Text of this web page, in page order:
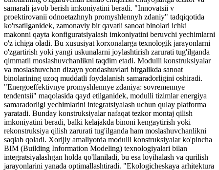
samarali javob berish imkoniyatini beradi. "Innovatsii v
proektirovanii odnoetazhnyh promyshlennyh zdaniy" tadqiqotida
ko'rsatilganidek, zamonaviy bir qavatli sanoat binolari ichki
makonni qayta konfiguratsiyalash imkoniyatini beruvchi yechimlarni
o'z ichiga oladi. Bu xususiyat korxonalarga texnologik jarayonlarni
o'zgartirish yoki yangi uskunalarni joylashtirish zarurati tug'ilganda
qimmatli moslashuvchanlikni taqdim etadi. Modulli konstruksiyalar
va moslashuvchan dizayn yondashuvlari birgalikda sanoat
binolarining uzoq muddatli foydalanish samaradorligini oshiradi.
"Energoeffektivnye promyshlennye zdaniya: sovremennye
tendentsii" maqolasida qayd etilganidek, modulli tizimlar energiya
samaradorligi yechimlarini integratsiyalash uchun qulay platforma
yaratadi. Bunday konstruksiyalar nafaqat tezkor montaj qilish
imkoniyatini beradi, balki kelajakda binoni kengaytirish yoki
rekonstruksiya qilish zarurati tug'ilganda ham moslashuvchanlikni
saqlab qoladi. Xorijiy amaliyotda modulli konstruksiyalar ko'pincha
BIM (Building Information Modeling) texnologiyalari bilan
integratsiyalashgan holda qo'llaniladi, bu esa loyihalash va qurilish
jarayonlarini yanada optimallashtiradi. "Ekologicheskaya arhitektura